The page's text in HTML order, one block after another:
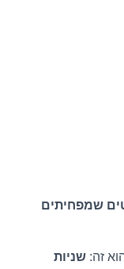
שמפחיתים
זה: שניות